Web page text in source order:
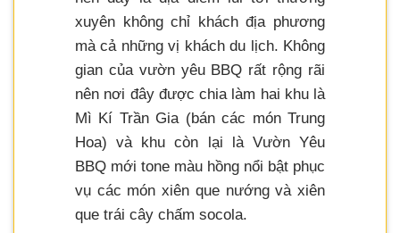
xuyên không chỉ khách địa phương
mà cả những vị khách du lịch. Không
gian của vườn yêu BBQ rất rộng rãi
nên nơi đây được chia làm hai khu là
Mì Kí Trần Gia (bán các món Trung
Hoa) và khu còn lại là Vườn Yêu
BBQ mới tone màu hồng nổi bật phục
vụ các món xiên que nướng và xiên
que trái cây chấm socola.